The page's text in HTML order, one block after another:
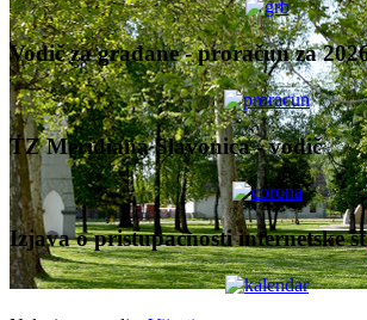
Vodič za građane - proračun za
TZ Meridiana Slavonica - vodič
Izjava o pristupačnosti internetske